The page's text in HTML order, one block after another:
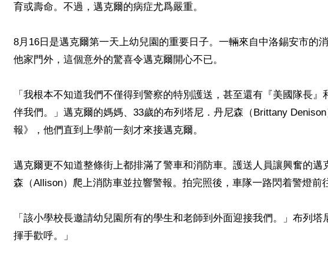
育或壽命。不過，邁克爾的病症尤爲嚴重。
8月16日是邁克爾第一天上幼兒園的重要日子。一輛來自中洛錫安市的
他家門外，這個意外的驚喜令邁克爾開心不已。
「我根本不知道我們不僅得到警察的特別護送，甚至還有『美國隊長』
伴我們。」邁克爾的媽媽、33歲的布列塔尼．丹尼森（Brittany
報》，他們直到上學前一刻才來接邁克爾。
邁克爾更不知道整條街上都排滿了警車和消防車。護送人員讓興奮的邁
森（Allison）爬上消防車並拉響警報。拍完照後，車隊一路閃着警燈前
「該小學校長邀請幼兒園所有的學生和老師到外面迎接我們。」布列塔
揮手歡呼。」